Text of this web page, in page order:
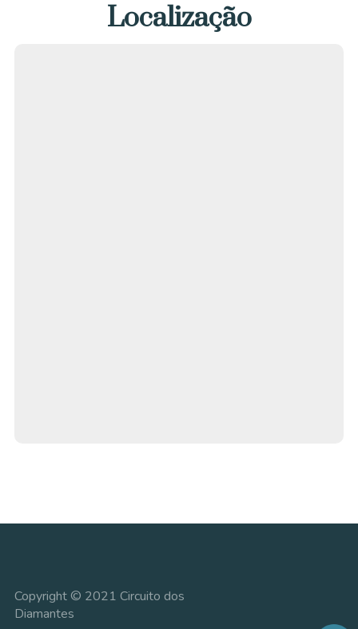
Localização
Copyright © 2021 Circuito dos
Diamantes